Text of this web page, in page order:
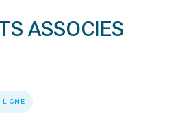
ASSOCIES
LIGNE